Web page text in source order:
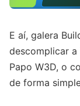
E aí, galera
descomplicar a
Papo W3D, o
de forma